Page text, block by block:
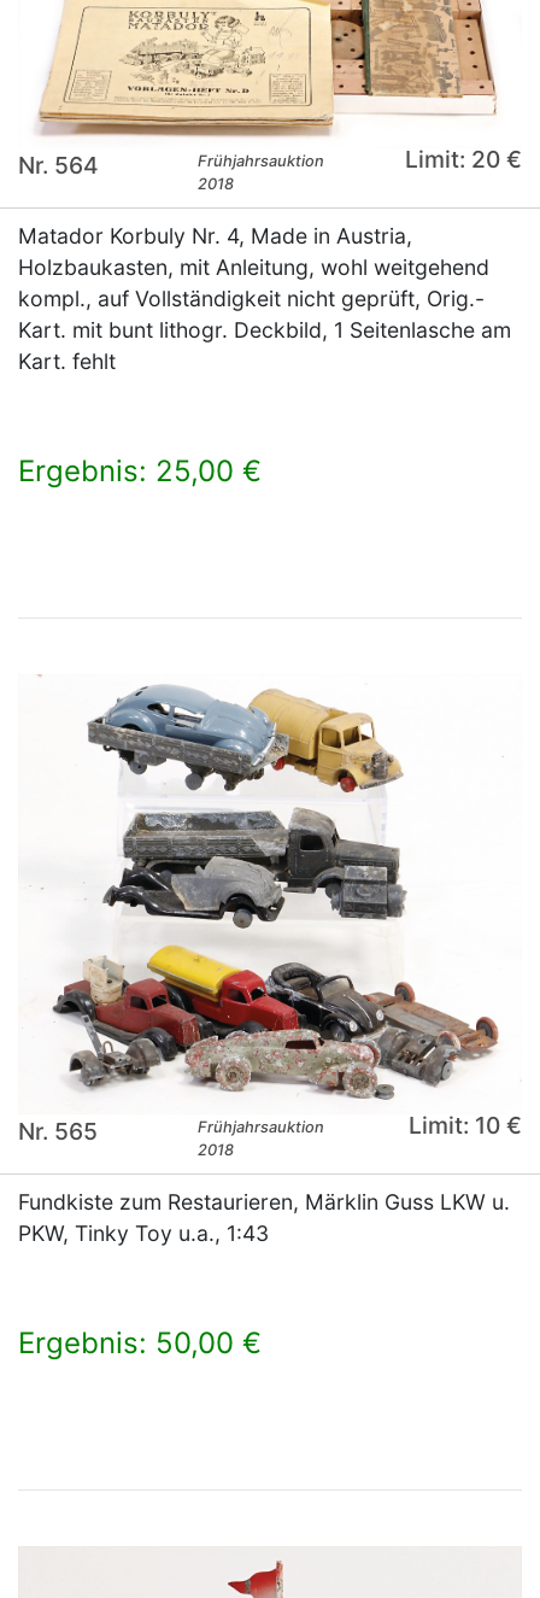
Nr. 564
Frühjahrsauktion
2018
Limit: 20 €
Matador Korbuly Nr. 4, Made in Austria,
Holzbaukasten, mit Anleitung, wohl weitgehend
kompl., auf Vollständigkeit nicht geprüft, Orig.-
Kart. mit bunt lithogr. Deckbild, 1 Seitenlasche am
Kart. fehlt
Ergebnis: 25,00 €
Nr. 565
Frühjahrsauktion
2018
Limit: 10 €
Fundkiste zum Restaurieren, Märklin Guss LKW u.
PKW, Tinky Toy u.a., 1:43
Ergebnis: 50,00 €